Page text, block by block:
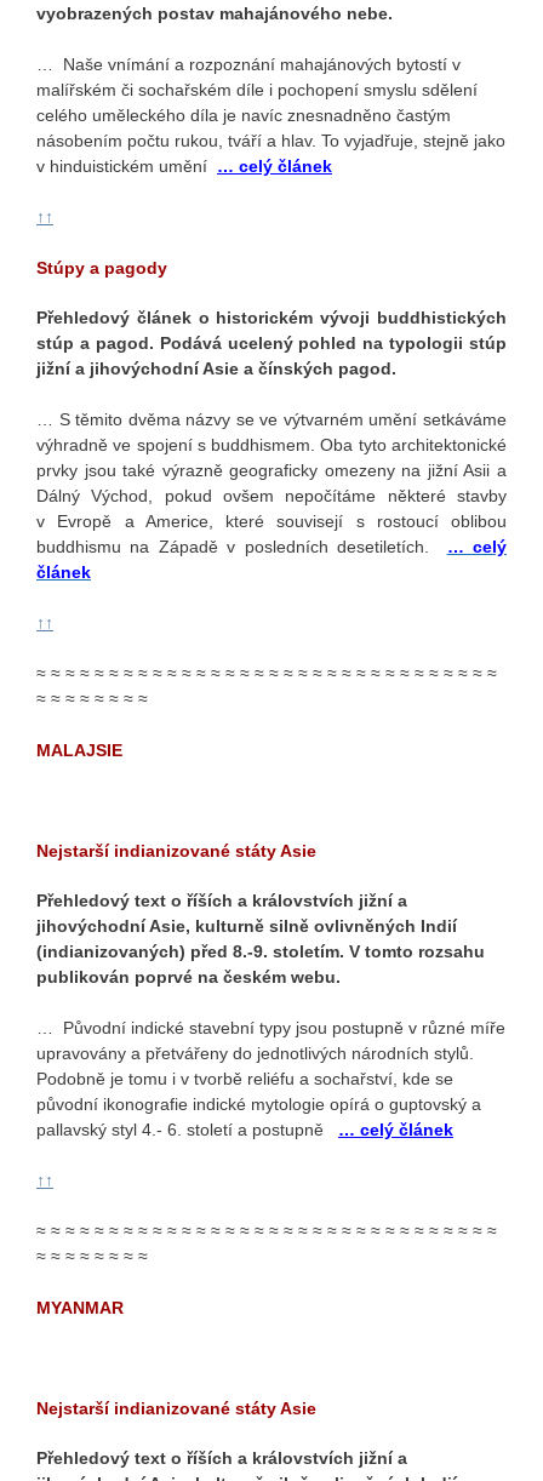
vyobrazených postav mahajánového nebe.
… Naše vnímání a rozpoznání mahajánových bytostí v
malířském či sochařském díle i pochopení smyslu sdělení
celého uměleckého díla je navíc znesnadněno častým
násobením počtu rukou, tváří a hlav. To vyjadřuje, stejně jako
v hinduistickém umění … celý článek
↑↑
Stúpy a pagody
Přehledový článek o historickém vývoji buddhistických
stúp a pagod. Podává ucelený pohled na typologii stúp
jižní a jihovýchodní Asie a čínských pagod.
… S těmito dvěma názvy se ve výtvarném umění setkáváme
výhradně ve spojení s buddhismem. Oba tyto architektonické
prvky jsou také výrazně geograficky omezeny na jižní Asii a
Dálný Východ, pokud ovšem nepočítáme některé stavby
v Evropě a Americe, které souvisejí s rostoucí oblibou
buddhismu na Západě v posledních desetiletích. … celý
článek
↑↑
≈ ≈ ≈ ≈ ≈ ≈ ≈ ≈ ≈ ≈ ≈ ≈ ≈ ≈ ≈ ≈ ≈ ≈ ≈ ≈ ≈ ≈ ≈ ≈ ≈ ≈ ≈ ≈ ≈ ≈ ≈ ≈
≈ ≈ ≈ ≈ ≈ ≈ ≈ ≈
MALAJSIE
Nejstarší indianizované státy Asie
Přehledový text o říších a královstvích jižní a
jihovýchodní Asie, kulturně silně ovlivněných Indií
(indianizovaných) před 8.-9. stoletím. V tomto rozsahu
publikován poprvé na českém webu.
… Původní indické stavební typy jsou postupně v různé míře
upravovány a přetvářeny do jednotlivých národních stylů.
Podobně je tomu i v tvorbě reliéfu a sochařství, kde se
původní ikonografie indické mytologie opírá o guptovský a
pallavský styl 4.- 6. století a postupně … celý článek
↑↑
≈ ≈ ≈ ≈ ≈ ≈ ≈ ≈ ≈ ≈ ≈ ≈ ≈ ≈ ≈ ≈ ≈ ≈ ≈ ≈ ≈ ≈ ≈ ≈ ≈ ≈ ≈ ≈ ≈ ≈ ≈ ≈
≈ ≈ ≈ ≈ ≈ ≈ ≈ ≈
MYANMAR
Nejstarší indianizované státy Asie
Přehledový text o říších a královstvích jižní a